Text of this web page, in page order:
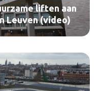
liften aan
Leuven (video)